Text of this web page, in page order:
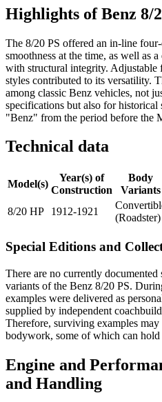
Highlights of Benz 8/
The 8/20 PS offered an in-line
smoothness at the time, as well as
with structural integrity. Adjustable
styles contributed to its versatility.
among classic Benz vehicles, not
specifications but also for
"Benz" from the period before the
Technical data
Model(s)
Year(s) of
Construction
Body
Variants
8/20 HP 1912-1921
(Roadster)
Special Editions and
There are no currently
variants of the Benz 8/20 PS.
examples were delivered as
supplied by independent
Therefore, surviving examples may
bodywork, some of which can hold
Engine and
and Handling